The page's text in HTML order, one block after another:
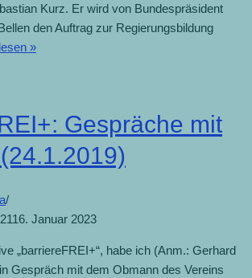
Kurz. Er wird von Bundespräsident
den Auftrag zur Regierungsbildung
»
Gespräche mit
16. Januar 2023
„barriereFREI+“, habe ich (Anm.: Gerhard
Gespräch mit dem Obmann des Vereins